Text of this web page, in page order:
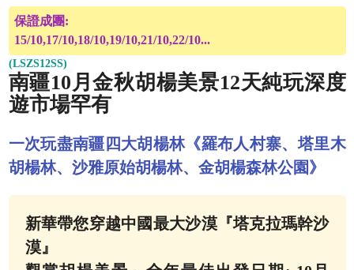
保證成團:
15/10,17/10,18/10,19/10,21/10,22/10...
(LSZS12SS)
南疆10月金秋胡楊美景12天純玩深度
遊市場罕有
一次玩盡南疆四大胡楊林《羅布人村寨、塔里木
胡楊林、沙雅原始胡楊林、金胡楊森林公園》
新華帶您穿越中國最大沙漠『塔克拉瑪幹沙
漠』